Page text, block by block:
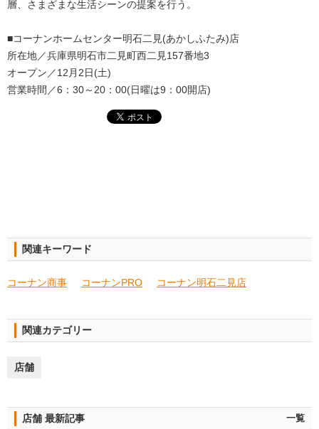
層、さまざまな生活シーンの提案を行う。
■コーナンホームセンター明石二見(あかしふたみ)店
所在地／兵庫県明石市二見町西二見157番地3
オープン／12月2日(土)
営業時間／6：30～20：00(日曜は9：00開店)
関連キーワード
コーナン商事 コーナンPRO コーナン明石二見店
関連カテゴリー
店舗
店舗 最新記事 一覧